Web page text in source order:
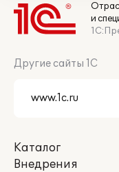
и
Другие сайты 1С
Каталог
Внедрения